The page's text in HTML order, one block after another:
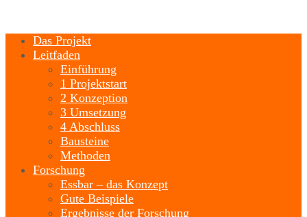
Das Projekt
Leitfaden
Einführung
1 Projektstart
2 Konzeption
3 Umsetzung
4 Abschluss
Bausteine
Methoden
Forschung
Essbar – das Konzept
Gute Beispiele
Ergebnisse der Forschung